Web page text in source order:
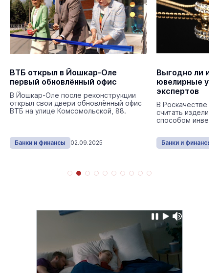
ВТБ открыл в Йошкар-Оле
первый обновлённый офис
В Йошкар-Оле после реконструкции
открыл свои двери обновлённый офис
ВТБ на улице Комсомольской, 88.
Банки и финансы 02.09.2025
Выгодно ли
ювелирные
экспертов
В Роскачестве
считать изделия
способом
Банки и финансы